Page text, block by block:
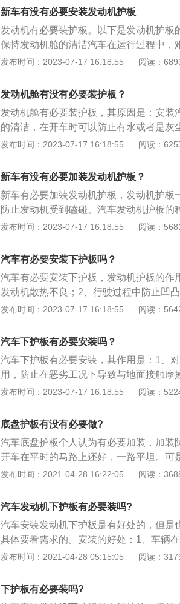
命：保护发动机汽车在快速行驶时，可能
比较大，长此以往会对发动机造成影响，
寿命。3、避免对发动机的剐蹭：防止发
时，可能会出现拖底的现象，拖底后会
后，可以避免对发动机的剐蹭，可以更好
新车有没有必要安装发动机护板
发动机有必要装护板。以下是发动机护板
保持发动机舱的清洁汽车在运行过程中，
装发动机护板之后可以防止路面积水以及
命：保护发动机汽车在快速行驶时，可能
比较大，长此以往会对发动机造成影响，
寿命。3、避免对发动机的剐蹭：防止发
时，可能会出现拖底的现象，拖底后会对
后，可以避免对发动机的剐蹭，可以更好
发布时间：2023-07-17 16:18:55 阅读：
发动机舱有没有必要装护板？
发动机舱有必要装护板，其原因是：安
的清洁，在开车时可以防止有水或者是灰
可以对发动机及护板有更好的保护。发动
定身设计的引擎防护装置，其设计是防止
由于凹凸不平的路面对发动机造成撞击而
发布时间：2023-07-17 16:18:55 阅读：
新车有没有必要加装发动机护板？
新车有必要加装发动机护板，发动机护板
防止发动机受到磕碰。汽车发动机护板
板；3、塑钢护板；4、塑料护板。汽车发
阻挡飞溅乱石碰撞到发动机产生的冲击力
的泥土或灰尘，雨天行驶时，容易对汽车
以对发动机有更好的保护。
发布时间：2023-07-17 16:18:55 阅读：
汽车有必要安装下护板吗？
汽车有必要安装下护板，发动机护板的作
发动机散热不良；2、行驶过程中防止凹
动机损坏；3、延长发动机使用寿命，避
舱。发动机护板的不足：硬质发动机护板
性下沉，消弱发动机下沉的保护作用。
发布时间：2023-07-17 16:18:55 阅读：
汽车下护板有必要安装吗？
汽车下护板有必要安装，其作用是：1、
用，防止在恶劣工况下导致与地面接触
场，降低风阻、减少风噪，进而改善燃油
使用寿命，避免发动机损坏导致汽车抛锚
程中阻碍发动机保护性下沉，消弱发动机
发布时间：2023-07-17 16:18:55 阅读：
底盘护板有没有必要做?
汽车底盘护板个人认为有必要加装，加装
开车在平时的马路上还好，一路平坦。可
路面，一路都是尘土和溅起的泥土及砂石
机下部进入机舱内，影响发动机的工作，
3、保护发动机油底壳，经常开车的来司
要的部件。是发动机油存放及流通的地方
地面稍不注意就会刮到底盘；4、我自己
痛。如果在发动机下加装一个防护板就不
发布时间：2021-04-28 16:22:05 阅读：
汽车发动机下护板有必要装吗?
汽车安装发动机下护板是有好处的，但是
具体要看需求的。安装的好处：1、车辆
杂物卷起，如泥沙、雨水等；2、这些东
装了护板，那么在事故发生时，就会阻碍
受伤的隐患。
发布时间：2021-04-28 05:15:05 阅读：
下护板有必要装吗?